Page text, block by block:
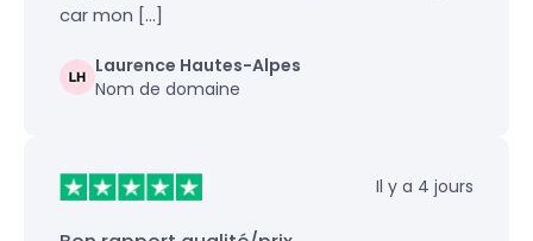
car mon […]
Laurence Hautes-Alpes
Nom de domaine
Il y a 4 jours